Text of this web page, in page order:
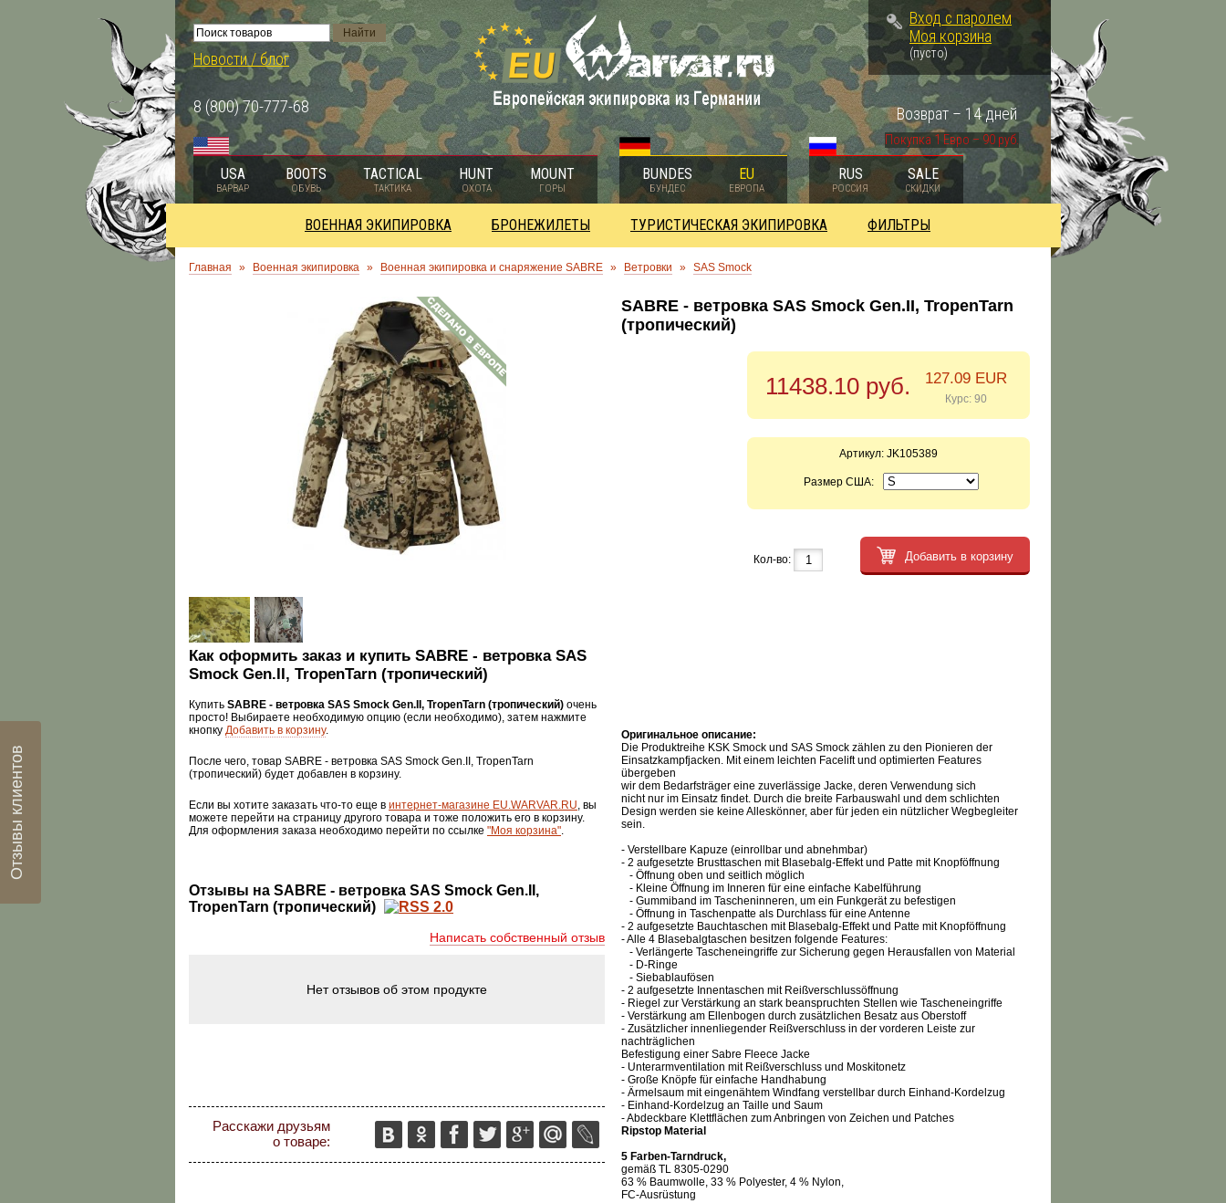
Новости / блог
8 (800) 70-777-68
Вход с паролем
Моя корзина
(пусто)
Покупка 1 Евро – 90 руб.
Возврат – 14 дней
USA
ВАРВАР
BOOTS
ОБУВЬ
TACTICAL
ТАКТИКА
HUNT
ОХОТА
MOUNT
ГОРЫ
BUNDES
БУНДЕС
EU
ЕВРОПА
RUS
РОССИЯ
SALE
СКИДКИ
ВОЕННАЯ ЭКИПИРОВКА БРОНЕЖИЛЕТЫ ТУРИСТИЧЕСКАЯ ЭКИПИРОВКА ФИЛЬТРЫ
Главная » Военная экипировка » Военная экипировка и снаряжение SABRE » Ветровки » SAS Smock
Как оформить заказ и купить SABRE - ветровка SAS
Smock Gen.II, TropenTarn (тропический)
Купить SABRE - ветровка SAS Smock Gen.II, TropenTarn (тропический) очень
просто! Выбираете необходимую опцию (если необходимо), затем нажмите
кнопку Добавить в корзину.
После чего, товар SABRE - ветровка SAS Smock Gen.II, TropenTarn
(тропический) будет добавлен в корзину.
Если вы хотите заказать что-то еще в интернет-магазине EU.WARVAR.RU, вы
можете перейти на страницу другого товара и тоже положить его в корзину.
Для оформления заказа необходимо перейти по ссылке "Моя корзина".
Отзывы на SABRE - ветровка SAS Smock Gen.II,
TropenTarn (тропический)
Написать собственный отзыв
Нет отзывов об этом продукте
Расскажи друзьям
о товаре:
SABRE - ветровка SAS Smock Gen.II, TropenTarn
(тропический)
11438.10 руб. 127.09 EUR
Курс: 90
Артикул: JK105389
Размер США:
Кол-во: Добавить в корзину
Оригинальное описание:
Die Produktreihe KSK Smock und SAS Smock zählen zu den Pionieren der
Einsatzkampfjacken. Mit einem leichten Facelift und optimierten Features
übergeben
wir dem Bedarfsträger eine zuverlässige Jacke, deren Verwendung sich
nicht nur im Einsatz findet. Durch die breite Farbauswahl und dem schlichten
Design werden sie keine Alleskönner, aber für jeden ein nützlicher Wegbegleiter
sein.
- Verstellbare Kapuze (einrollbar und abnehmbar)
- 2 aufgesetzte Brusttaschen mit Blasebalg-Effekt und Patte mit Knopföffnung
- Öffnung oben und seitlich möglich
- Kleine Öffnung im Inneren für eine einfache Kabelführung
- Gummiband im Tascheninneren, um ein Funkgerät zu befestigen
- Öffnung in Taschenpatte als Durchlass für eine Antenne
- 2 aufgesetzte Bauchtaschen mit Blasebalg-Effekt und Patte mit Knopföffnung
- Alle 4 Blasebalgtaschen besitzen folgende Features:
- Verlängerte Tascheneingriffe zur Sicherung gegen Herausfallen von Material
- D-Ringe
- Siebablaufösen
- 2 aufgesetzte Innentaschen mit Reißverschlussöffnung
- Riegel zur Verstärkung an stark beanspruchten Stellen wie Tascheneingriffe
- Verstärkung am Ellenbogen durch zusätzlichen Besatz aus Oberstoff
- Zusätzlicher innenliegender Reißverschluss in der vorderen Leiste zur
nachträglichen
Befestigung einer Sabre Fleece Jacke
- Unterarmventilation mit Reißverschluss und Moskitonetz
- Große Knöpfe für einfache Handhabung
- Ärmelsaum mit eingenähtem Windfang verstellbar durch Einhand-Kordelzug
- Einhand-Kordelzug an Taille und Saum
- Abdeckbare Klettflächen zum Anbringen von Zeichen und Patches
Ripstop Material
5 Farben-Tarndruck,
gemäß TL 8305-0290
63 % Baumwolle, 33 % Polyester, 4 % Nylon,
FC-Ausrüstung
Отзывы клиентов